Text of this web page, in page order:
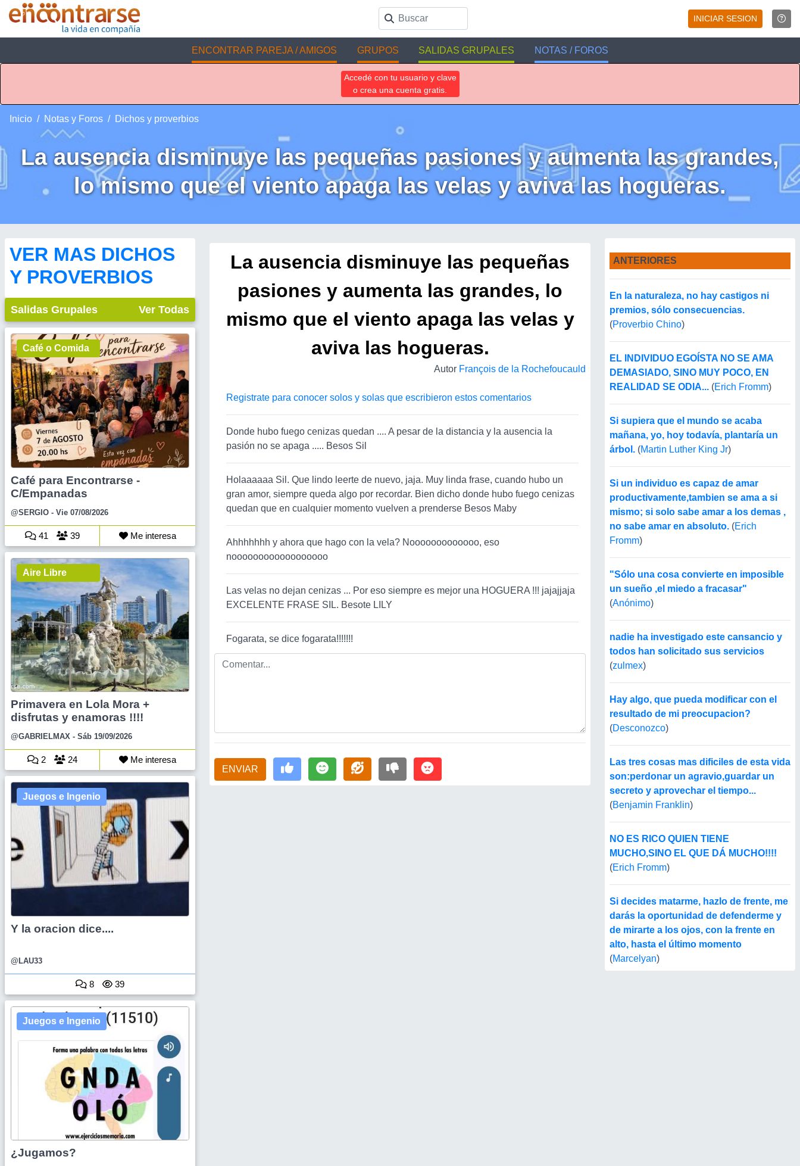
INICIAR SESION
ENCONTRAR PAREJA / AMIGOS GRUPOS SALIDAS GRUPALES NOTAS / FOROS
Accedé con tu usuario y clave
o crea una cuenta gratis.
Inicio Notas y Foros Dichos y proverbios
La ausencia disminuye las pequeñas pasiones y aumenta las grandes,
lo mismo que el viento apaga las velas y aviva las hogueras.
VER MAS DICHOS
Y PROVERBIOS
Salidas Grupales Ver Todas
Café o Comida
Café para Encontrarse -
C/Empanadas
@SERGIO - Vie 07/08/2026
41 39 Me interesa
Aire Libre
Primavera en Lola Mora +
disfrutas y enamoras !!!!
@GABRIELMAX - Sáb 19/09/2026
2 24 Me interesa
Juegos e Ingenio
Y la oracion dice....
@LAU33
8 39
Juegos e Ingenio
¿Jugamos?
La ausencia disminuye las pequeñas
pasiones y aumenta las grandes, lo
mismo que el viento apaga las velas y
aviva las hogueras.
Autor François de la Rochefoucauld
Registrate para conocer solos y solas que escribieron estos comentarios
Donde hubo fuego cenizas quedan .... A pesar de la distancia y la ausencia la
pasión no se apaga ..... Besos Sil
Holaaaaaa Sil. Que lindo leerte de nuevo, jaja. Muy linda frase, cuando hubo un
gran amor, siempre queda algo por recordar. Bien dicho donde hubo fuego cenizas
quedan que en cualquier momento vuelven a prenderse Besos Maby
Ahhhhhhh y ahora que hago con la vela? Nooooooooooooo, eso
noooooooooooooooooo
Las velas no dejan cenizas ... Por eso siempre es mejor una HOGUERA !!! jajajjaja
EXCELENTE FRASE SIL. Besote LILY
Fogarata, se dice fogarata!!!!!!!
ENVIAR
ANTERIORES
En la naturaleza, no hay castigos ni
premios, sólo consecuencias.
(Proverbio Chino)
EL INDIVIDUO EGOÍSTA NO SE AMA
DEMASIADO, SINO MUY POCO, EN
REALIDAD SE ODIA... (Erich Fromm)
Si supiera que el mundo se acaba
mañana, yo, hoy todavía, plantaría un
árbol. (Martin Luther King Jr)
Si un individuo es capaz de amar
productivamente,tambien se ama a si
mismo; si solo sabe amar a los demas ,
no sabe amar en absoluto. (Erich
Fromm)
"Sólo una cosa convierte en imposible
un sueño ,el miedo a fracasar"
(Anónimo)
nadie ha investigado este cansancio y
todos han solicitado sus servicios
(zulmex)
Hay algo, que pueda modificar con el
resultado de mi preocupacion?
(Desconozco)
Las tres cosas mas dificiles de esta vida
son:perdonar un agravio,guardar un
secreto y aprovechar el tiempo...
(Benjamin Franklin)
NO ES RICO QUIEN TIENE
MUCHO,SINO EL QUE DÁ MUCHO!!!!
(Erich Fromm)
Si decides matarme, hazlo de frente, me
darás la oportunidad de defenderme y
de mirarte a los ojos, con la frente en
alto, hasta el último momento
(Marcelyan)